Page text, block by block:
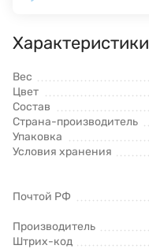
Характеристики
Вес
Цвет
Состав
Страна-производитель
Упаковка
Условия хранения
Почтой РФ
Производитель
Штрих-код